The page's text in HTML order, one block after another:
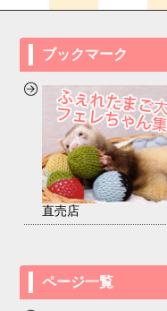
ブックマーク
直売店
ページ一覧